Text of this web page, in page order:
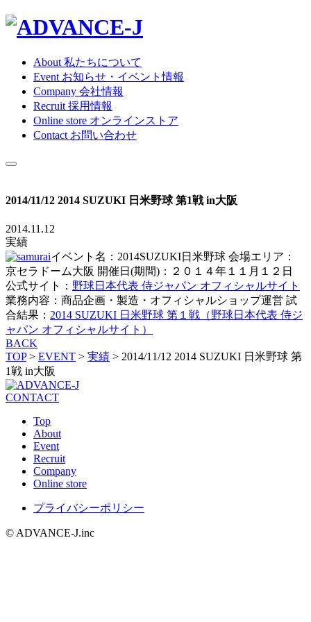
About 私たちについて
Event お知らせ・イベント情報
Company 会社情報
Recruit 採用情報
Online store オンラインストア
Contact お問い合わせ
2014/11/12 2014 SUZUKI 日米野球 第1戦 in大阪
2014.11.12
実績
イベント名：2014SUZUKI日米野球 会場エリア：
京セラドーム大阪 開催日(期間)：２０１４年１１月１２日
公式サイト： 野球日本代表 侍ジャパン オフィシャルサイト
業務内容：商品企画・製造・オフィシャルショップ運営 試
合結果： 2014 SUZUKI 日米野球 第１戦（野球日本代表 侍ジ
ャパン オフィシャルサイト）
BACK
TOP> EVENT > 実績 > 2014/11/12 2014 SUZUKI 日米野球 第
1戦 in大阪
CONTACT
Top
About
Event
Recruit
Company
Online store
プライバシーポリシー
© ADVANCE-J.inc